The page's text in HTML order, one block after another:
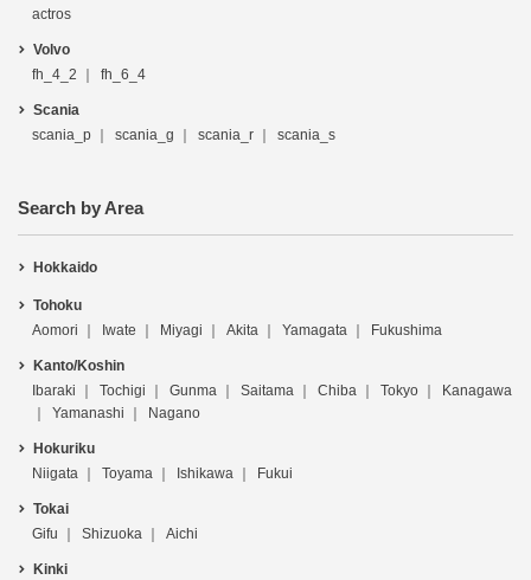
actros
Volvo
fh_4_2
fh_6_4
Scania
scania_p
scania_g scania_r scania_s
Search by Area
Hokkaido
Tohoku
Aomori
Iwate Miyagi Akita Yamagata Fukushima
Kanto/Koshin
Ibaraki
Tochigi Gunma Saitama Chiba Tokyo
Kanagawa
Yamanashi
Nagano
Hokuriku
Niigata
Toyama Ishikawa Fukui
Tokai
Gifu
Shizuoka Aichi
Kinki